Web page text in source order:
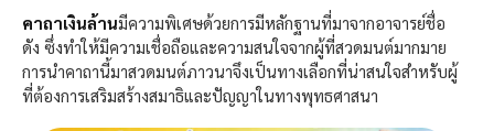
คาถาเงินล้านมีความพิเศษด้วยการมีหลักฐานที่มาจากอาจารย์ชื่อ
ดัง ซึ่งทำให้มีความเชื่อถือและความสนใจจากผู้ที่สวดมนต์มากมาย
การนำคาถานี้มาสวดมนต์ภาวนาจึงเป็นทางเลือกที่น่าสนใจสำหรับผู้
ที่ต้องการเสริมสร้างสมาธิและปัญญาในทางพุทธศาสนา